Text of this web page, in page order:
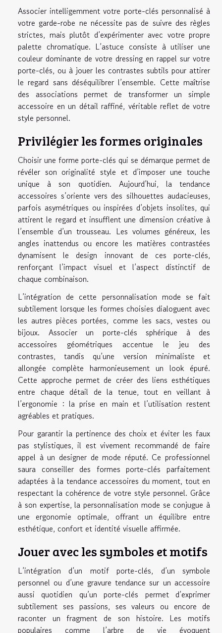
Associer intelligemment votre porte-clés personnalisé à
votre garde-robe ne nécessite pas de suivre des règles
strictes, mais plutôt d’expérimenter avec votre propre
palette chromatique. L’astuce consiste à utiliser une
couleur dominante de votre dressing en rappel sur votre
porte-clés, ou à jouer les contrastes subtils pour attirer
le regard sans déséquilibrer l’ensemble. Cette maîtrise
des associations permet de transformer un simple
accessoire en un détail raffiné, véritable reflet de votre
style personnel.
Privilégier les formes originales
Choisir une forme porte-clés qui se démarque permet de
révéler son originalité style et d’imposer une touche
unique à son quotidien. Aujourd’hui, la tendance
accessoires s’oriente vers des silhouettes audacieuses,
parfois asymétriques ou inspirées d’objets insolites, qui
attirent le regard et insufflent une dimension créative à
l’ensemble d’un trousseau. Les volumes généreux, les
angles inattendus ou encore les matières contrastées
dynamisent le design innovant de ces porte-clés,
renforçant l’impact visuel et l’aspect distinctif de
chaque combinaison.
L’intégration de cette personnalisation mode se fait
subtilement lorsque les formes choisies dialoguent avec
les autres pièces portées, comme les sacs, vestes ou
bijoux. Associer un porte-clés sphérique à des
accessoires géométriques accentue le jeu des
contrastes, tandis qu’une version minimaliste et
allongée complète harmonieusement un look épuré.
Cette approche permet de créer des liens esthétiques
entre chaque détail de la tenue, tout en veillant à
l’ergonomie : la prise en main et l’utilisation restent
agréables et pratiques.
Pour garantir la pertinence des choix et éviter les faux
pas stylistiques, il est vivement recommandé de faire
appel à un designer de mode réputé. Ce professionnel
saura conseiller des formes porte-clés parfaitement
adaptées à la tendance accessoires du moment, tout en
respectant la cohérence de votre style personnel. Grâce
à son expertise, la personnalisation mode se conjugue à
une ergonomie optimale, offrant un équilibre entre
esthétique, confort et identité visuelle affirmée.
Jouer avec les symboles et motifs
L’intégration d’un motif porte-clés, d’un symbole
personnel ou d’une gravure tendance sur un accessoire
aussi quotidien qu’un porte-clés permet d’exprimer
subtilement ses passions, ses valeurs ou encore de
raconter un fragment de son histoire. Les motifs
populaires comme l’arbre de vie évoquent